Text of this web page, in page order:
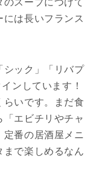
は長いフランス
シック」「リバプ
ンしています！
らいです。まだ食
エビチリやチャ
番の居酒屋メニ
まで楽しめるなん